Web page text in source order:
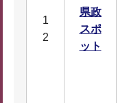
1
2
県政
スポ
ット